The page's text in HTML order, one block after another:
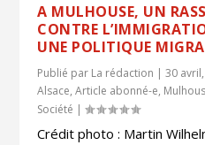
A MULHOUSE, UN
CONTRE
UNE POLITIQUE
Publié par La rédaction |30
Alsace,Article abonné-e,
Société |
Crédit photo : Martin